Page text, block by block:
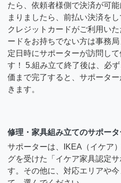
たら、依頼者様側で決済が可
まりましたら、前払い決済を
クレジットカードがご利用い
ードをお持ちでない方は事務
定日時にサポーターが訪問し
す！ 5.組み立て終了後は、必
価まで完了すると、サポータ
きます。
修理・家具組み立てのサポー
サポーターは、IKEA（イケア
グを受けた「イケア家具認定
す。その他に、対応エリアや